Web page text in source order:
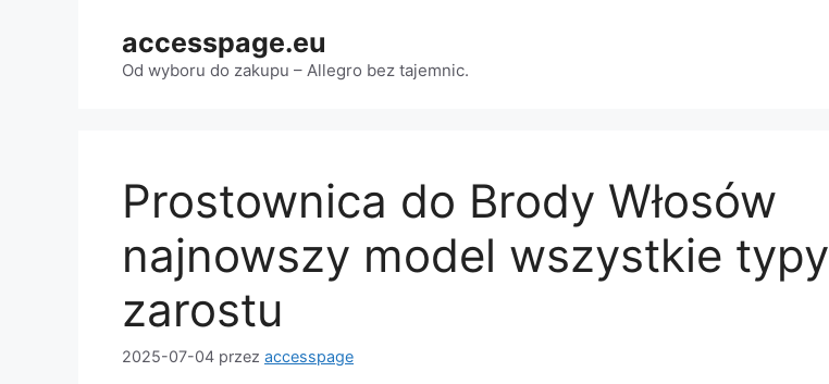
accesspage.eu
Od wyboru do zakupu – Allegro bez tajemnic.
Prostownica do Brody Włosów
najnowszy model wszystkie typy
zarostu
2025-07-04 przez accesspage